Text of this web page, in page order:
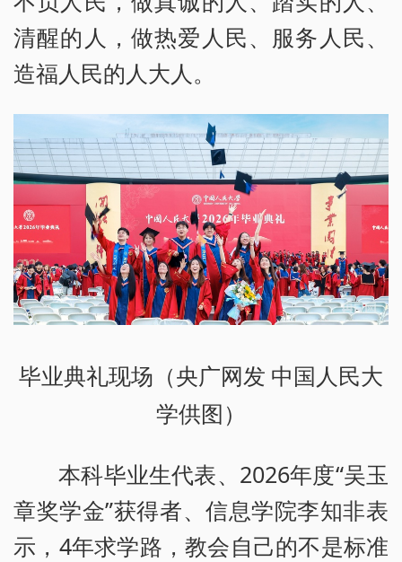
清醒的人，做热爱人民、服务人民、
造福人民的人大人。
毕业典礼现场（央广网发 中国人民大
学供图）
本科毕业生代表、2026年度“吴玉
章奖学金”获得者、信息学院李知非表
示，4年求学路，教会自己的不是标准